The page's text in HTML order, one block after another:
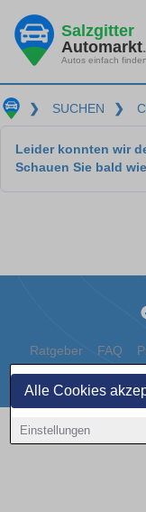
Alle Cookies
Einstellungen
Salzgitter
Automarkt
Autos einfach finden
❯ SUCHEN ❯
Leider konnten wir
Schauen Sie bald
Ratgeber FAQ
Copyright © 2000 - 2026 |